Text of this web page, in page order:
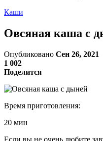
Каши
Овсяная каша с
Опубликовано Сен 26, 2021
1 002
Поделится
Время приготовления:
20 мин
Если вы не очень любите